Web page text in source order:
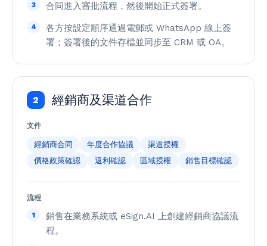
3 合同進入審批流程，然後開始正式簽署。
4
各方按設定順序通過電郵或 WhatsApp 線上簽
署；簽署後的文件存檔並同步至 CRM 或 OA。
2 經銷商及渠道合作
文件
經銷商合同 年度合作協議
渠道授權
價格政策確認
返利確認 區域授權 銷售目標確認
流程
1
銷售在業務系統或 eSign.AI 上創建經銷商協議流
程。